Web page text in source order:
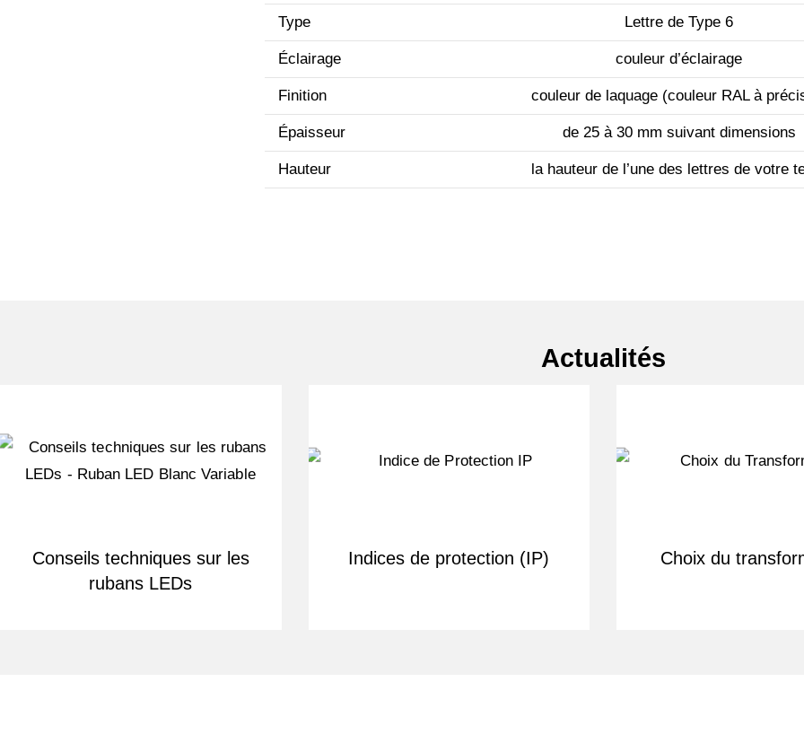
Type Lettre de Type 6
Éclairage couleur d’éclairage
Finition couleur de laquage (couleur RAL à
Épaisseur de 25 à 30 mm suivant dimensions
Hauteur la hauteur de l’une des lettres de votre
Actualités
Conseils techniques sur les
rubans LEDs
Indices de protection (IP) Choix du